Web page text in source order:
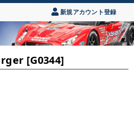
新規アカウント登録
[G0344]